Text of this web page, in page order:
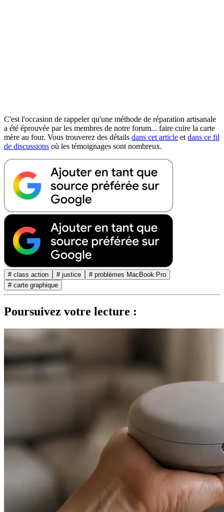
C'est l'occasion de rappeler qu'une méthode de réparation artisanale
a été éprouvée par les membres de notre forum... faire cuire la carte
mère au four. Vous trouverez des détails dans cet article et dans ce fil
de discussions où les témoignages sont nombreux.
# class action # justice
# problèmes MacBook Pro
# carte graphique
Poursuivez votre lecture :